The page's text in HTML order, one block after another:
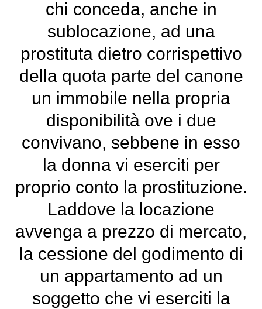
chi conceda, anche in
sublocazione, ad una
prostituta dietro corrispettivo
della quota parte del canone
un immobile nella propria
disponibilità ove i due
convivano, sebbene in esso
la donna vi eserciti per
proprio conto la prostituzione.
Laddove la locazione
avvenga a prezzo di mercato,
la cessione del godimento di
un appartamento ad un
soggetto che vi eserciti la